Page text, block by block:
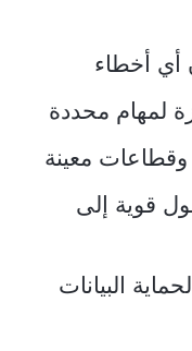
أي أخطاء
لمهام محددة
وقطاعات معينة
قوية إلى
البيانات